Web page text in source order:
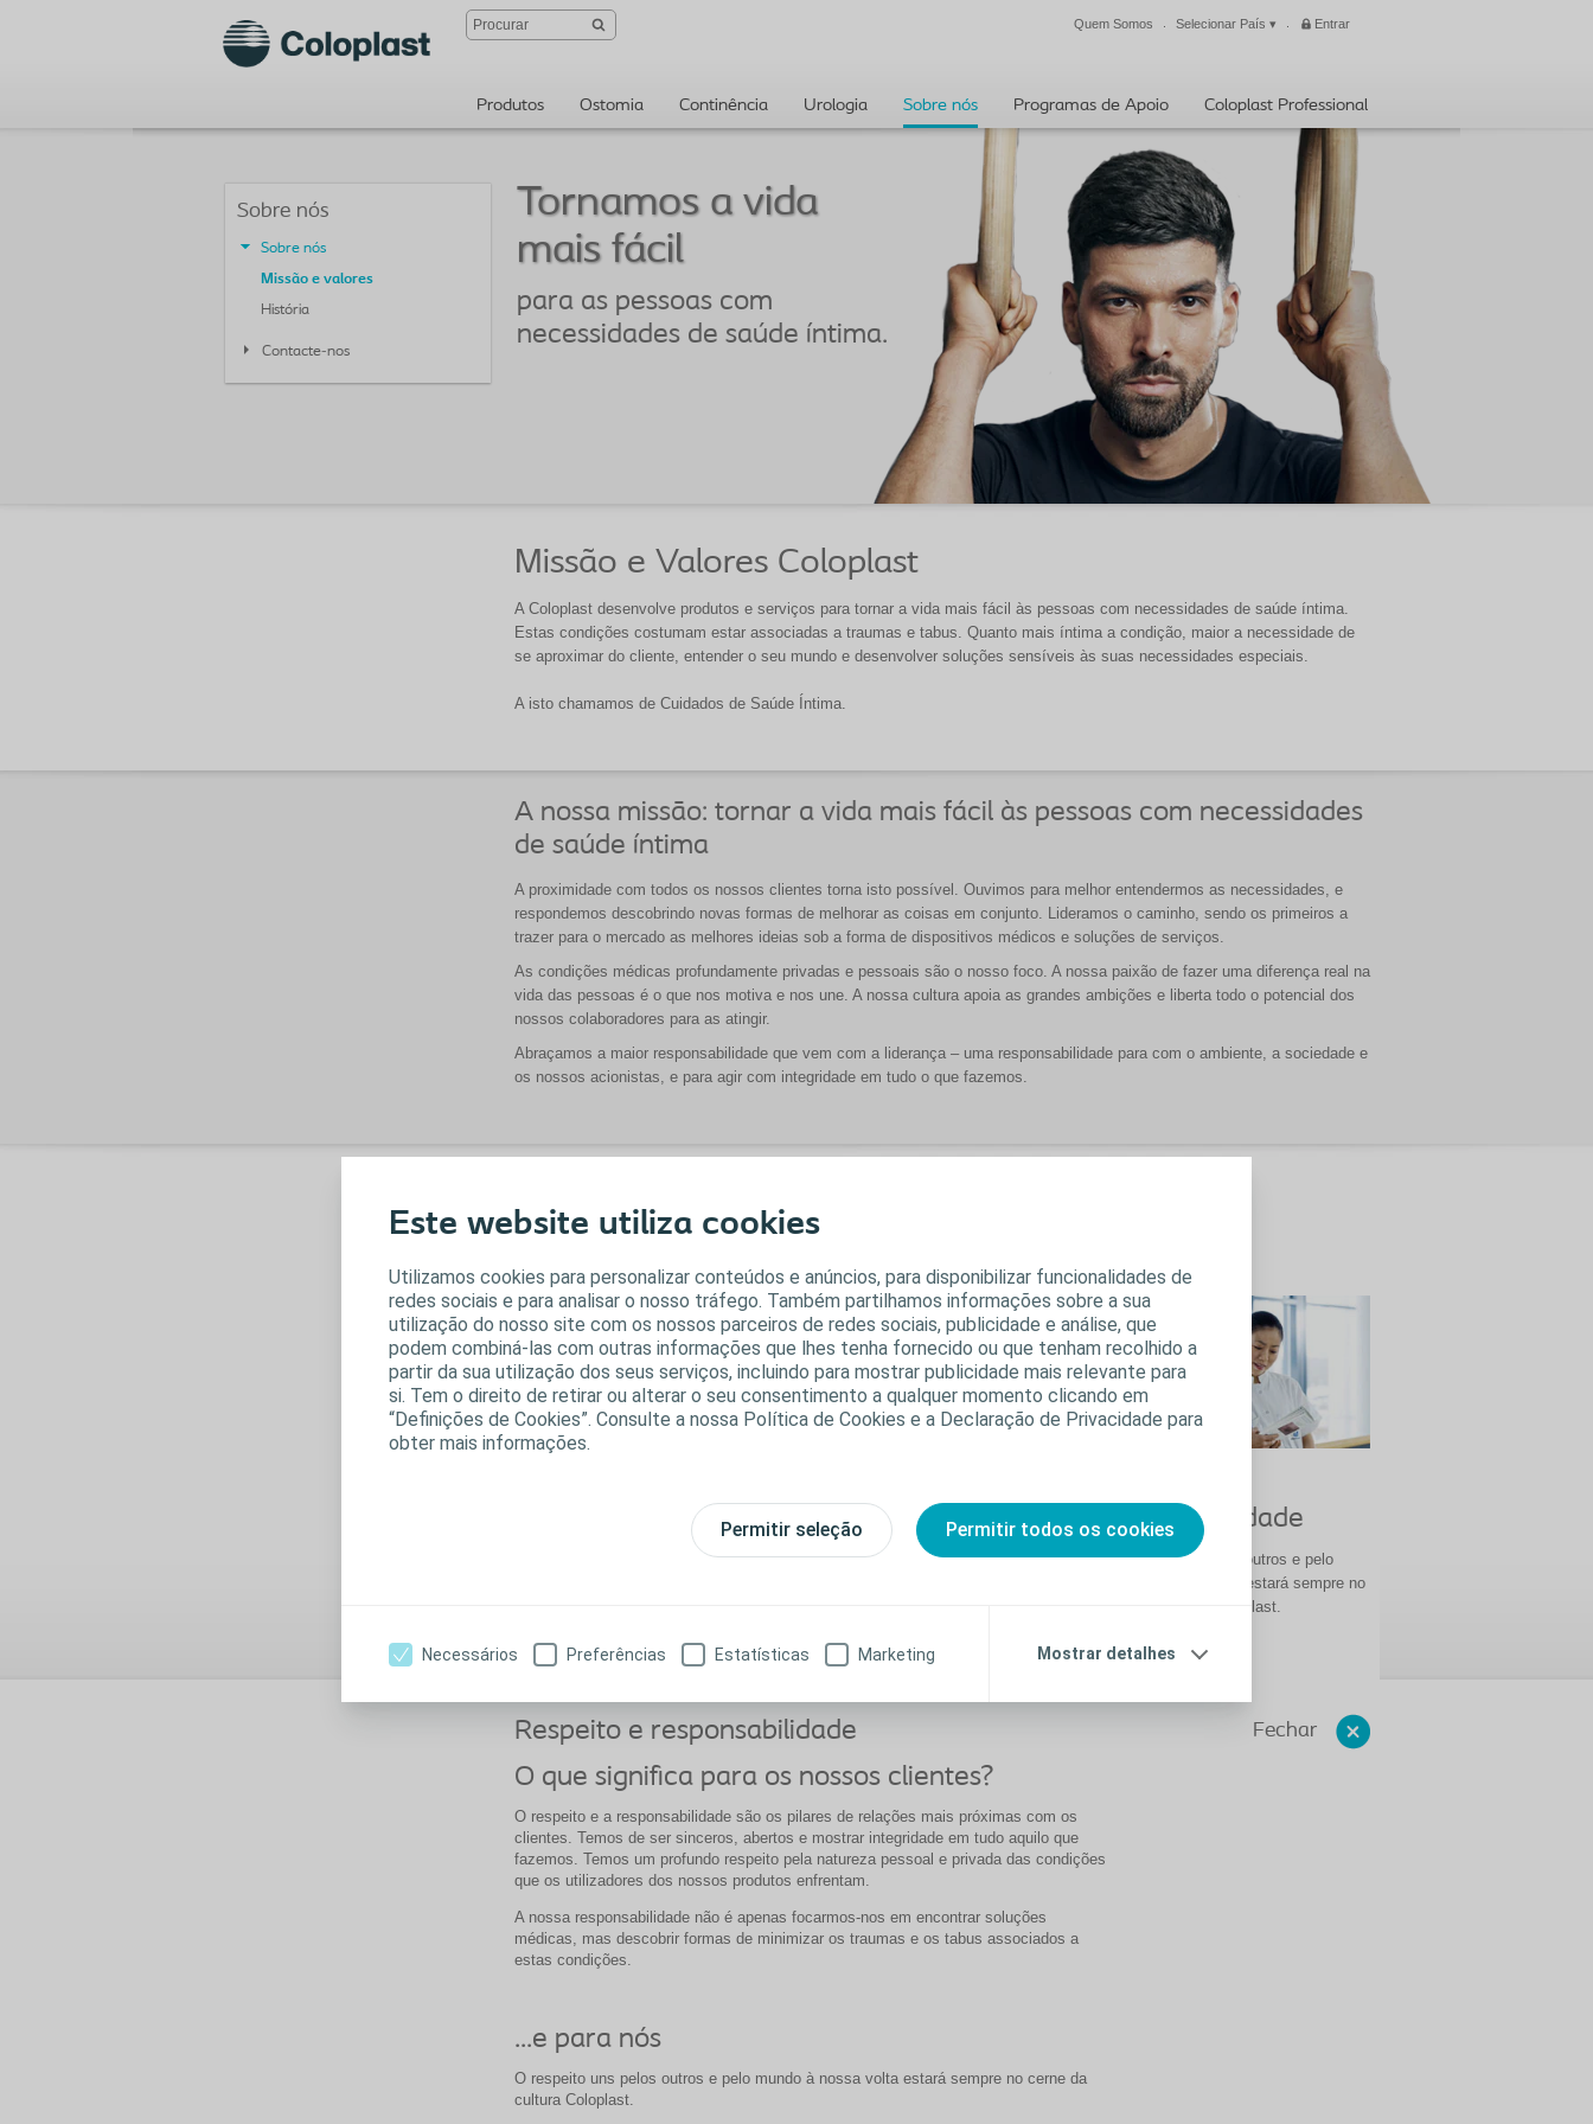
Este website utiliza cookies
Utilizamos cookies para personalizar conteúdos e anúncios, para disponibilizar funcionalidades de
redes sociais e para analisar o nosso tráfego. Também partilhamos informações sobre a sua
utilização do nosso site com os nossos parceiros de redes sociais, publicidade e análise, que
podem combiná-las com outras informações que lhes tenha fornecido ou que tenham recolhido a
partir da sua utilização dos seus serviços, incluindo para mostrar publicidade mais relevante para
si. Tem o direito de retirar ou alterar o seu consentimento a qualquer momento clicando em
“Definições de Cookies”. Consulte a nossa Política de Cookies e a Declaração de Privacidade para
obter mais informações.
Permitir seleção Permitir todos os cookies
Necessários Preferências Estatísticas Marketing Mostrar detalhes
Quem Somos Selecionar País ▾ Entrar
Produtos Ostomia Continência Urologia Sobre nós Programas de Apoio Coloplast Professional
Sobre nós
Sobre nós
Missão e valores
História
Contacte-nos
Tornamos a vida
mais fácil
para as pessoas com
necessidades de saúde íntima.
Missão e Valores Coloplast
A Coloplast desenvolve produtos e serviços para tornar a vida mais fácil às pessoas com necessidades de saúde íntima.
Estas condições costumam estar associadas a traumas e tabus. Quanto mais íntima a condição, maior a necessidade de
se aproximar do cliente, entender o seu mundo e desenvolver soluções sensíveis às suas necessidades especiais.
A isto chamamos de Cuidados de Saúde Íntima.
A nossa missão: tornar a vida mais fácil às pessoas com necessidades
de saúde íntima
A proximidade com todos os nossos clientes torna isto possível. Ouvimos para melhor entendermos as necessidades, e
respondemos descobrindo novas formas de melhorar as coisas em conjunto. Lideramos o caminho, sendo os primeiros a
trazer para o mercado as melhores ideias sob a forma de dispositivos médicos e soluções de serviços.
As condições médicas profundamente privadas e pessoais são o nosso foco. A nossa paixão de fazer uma diferença real na
vida das pessoas é o que nos motiva e nos une. A nossa cultura apoia as grandes ambições e liberta todo o potencial dos
nossos colaboradores para as atingir.
Abraçamos a maior responsabilidade que vem com a liderança – uma responsabilidade para com o ambiente, a sociedade e
os nossos acionistas, e para agir com integridade em tudo o que fazemos.
Os nossos valores definem a forma como pensamos e agimos, como indivíduos e como empresa.
A proximidade com todos os nossos
clientes – consumidores finais bem
Na Coloplast, partilhamos uma paixão
em fazer a diferença e estamos
responsabilidade
O respeito uns pelos outros e pelo
mundo à nossa volta estará sempre no
cerne da cultura Coloplast.
Fechar
Respeito e responsabilidade
O que significa para os nossos clientes?
O respeito e a responsabilidade são os pilares de relações mais próximas com os
clientes. Temos de ser sinceros, abertos e mostrar integridade em tudo aquilo que
fazemos. Temos um profundo respeito pela natureza pessoal e privada das condições
que os utilizadores dos nossos produtos enfrentam.
A nossa responsabilidade não é apenas focarmos-nos em encontrar soluções
médicas, mas descobrir formas de minimizar os traumas e os tabus associados a
estas condições.
...e para nós
O respeito uns pelos outros e pelo mundo à nossa volta estará sempre no cerne da
cultura Coloplast.